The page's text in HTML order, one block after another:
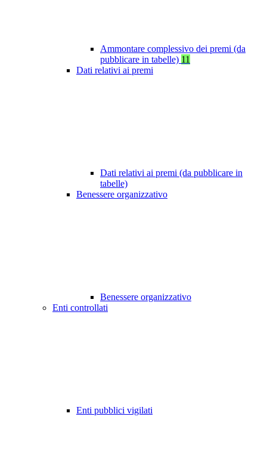
Ammontare complessivo dei premi (da
pubblicare in tabelle) 11
Dati relativi ai premi
Dati relativi ai premi (da pubblicare in
tabelle)
Benessere organizzativo
Benessere organizzativo
Enti controllati
Enti pubblici vigilati